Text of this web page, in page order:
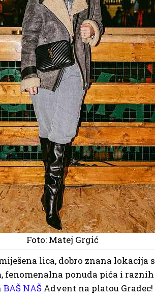
Foto: Matej Grgić
lica, dobro znana lokacija
fenomenalna ponuda pića i
BAŠ NAŠ Advent na platou Gradec!